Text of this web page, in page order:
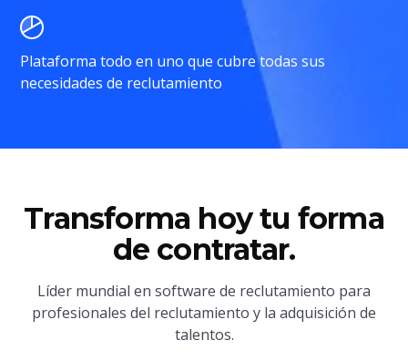
Plataforma todo en uno que cubre todas sus
necesidades de reclutamiento
Transforma hoy tu forma
de contratar.
Líder mundial en software de reclutamiento para
profesionales del reclutamiento y la adquisición de
talentos.